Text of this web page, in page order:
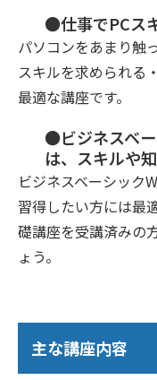
●仕事でPCス
パソコンをあまり触
スキルを求められる
最適な講座です。
●ビジネスベ
は、スキルや
ビジネスベーシック
習得したい方には最
礎講座を受講済みの
ょう。
主な講座内容